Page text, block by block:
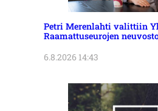
Petri Merenlahti valittiin
Raamattuseurojen
6.8.2026 14:43